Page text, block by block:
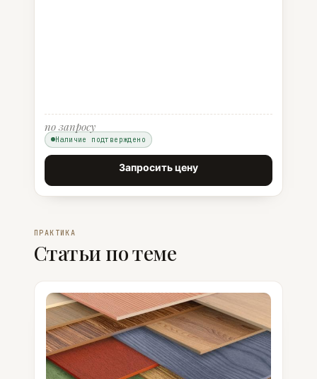
по запросу
Наличие подтверждено
Запросить цену
ПРАКТИКА
Статьи по теме